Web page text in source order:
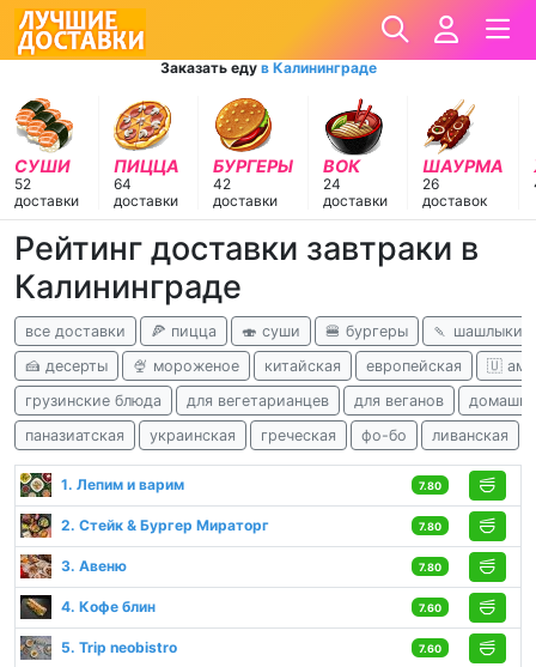
Заказать еду в Калининграде
СУШИ
52
доставки
ПИЦЦА
64
доставки
БУРГЕРЫ
42
доставки
ВОК
24
доставки
ШАУРМА
26
доставок
Рейтинг доставки завтраки в
Калининграде
все доставки 🍕 пицца 🍣 суши 🍔 бургеры
🍡 шашлыки
🍰 десерты
🍨 мороженое китайская европейская
🇺
грузинские блюда
для вегетарианцев для веганов
паназиатская
украинская греческая фо-бо ливанская
1. Лепим и варим 7.80
2. Стейк & Бургер Мираторг 7.80
3. Авеню 7.80
4. Кофе блин 7.60
5. Trip neobistro 7.60